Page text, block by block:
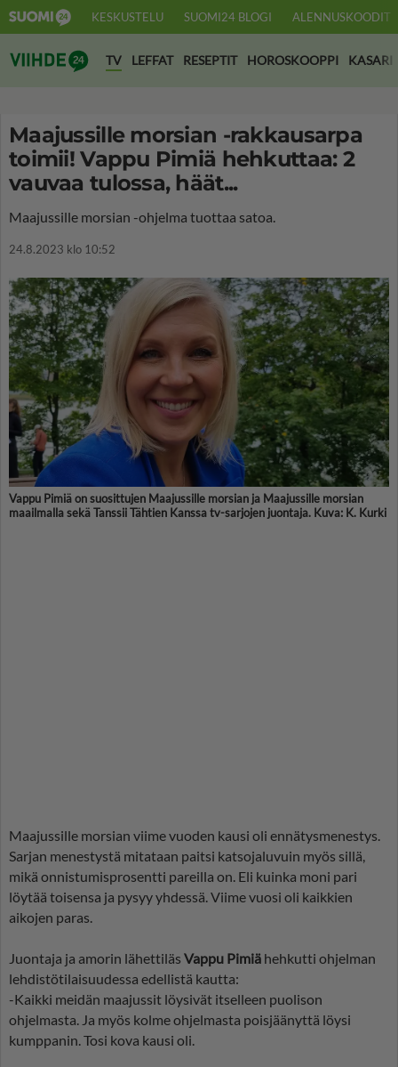
KESKUSTELU SUOMI24 BLOGI ALENNUSKOODIT
Suomi24 Viihde
TV LEFFAT RESEPTIT HOROSKOOPPI KASARI
Maajussille morsian -rakkausarpa
toimii! Vappu Pimiä hehkuttaa: 2
vauvaa tulossa, häät...
Maajussille morsian -ohjelma tuottaa satoa.
24.8.2023 klo 10:52
Vappu Pimiä on suosittujen Maajussille morsian ja Maajussille morsian
maailmalla sekä Tanssii Tähtien Kanssa tv-sarjojen juontaja. Kuva: K. Kurki
Maajussille morsian viime vuoden kausi oli ennätysmenestys.
Sarjan menestystä mitataan paitsi katsojaluvuin myös sillä,
mikä onnistumisprosentti pareilla on. Eli kuinka moni pari
löytää toisensa ja pysyy yhdessä. Viime vuosi oli kaikkien
aikojen paras.
Juontaja ja amorin lähettiläs Vappu Pimiä hehkutti ohjelman
lehdistötilaisuudessa edellistä kautta:
-Kaikki meidän maajussit löysivät itselleen puolison
ohjelmasta. Ja myös kolme ohjelmasta poisjäänyttä löysi
kumppanin. Tosi kova kausi oli.